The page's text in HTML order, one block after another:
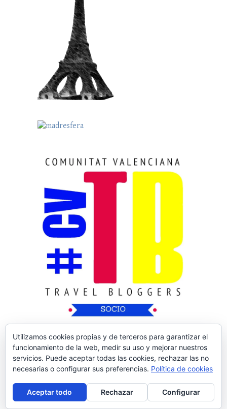
Copyright © 2026Nos Vamos de Rutica| Tema
de:Theme Horse | Desarrollado por: WordPress
Utilizamos cookies propias y de terceros para garantizar el
funcionamiento de la web, medir su uso y mejorar nuestros
servicios. Puede aceptar todas las cookies, rechazar las no
necesarias o configurar sus preferencias. Política de cookies
Aceptar todo Rechazar Configurar